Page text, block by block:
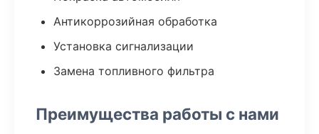
Антикоррозийная обработка
Установка сигнализации
Замена топливного фильтра
Преимущества работы с нами